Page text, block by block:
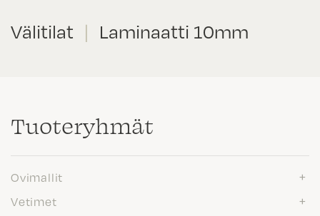
Välitilat | Laminaatti 10mm
Tuote­ryhmät
Ovimallit
Vetimet